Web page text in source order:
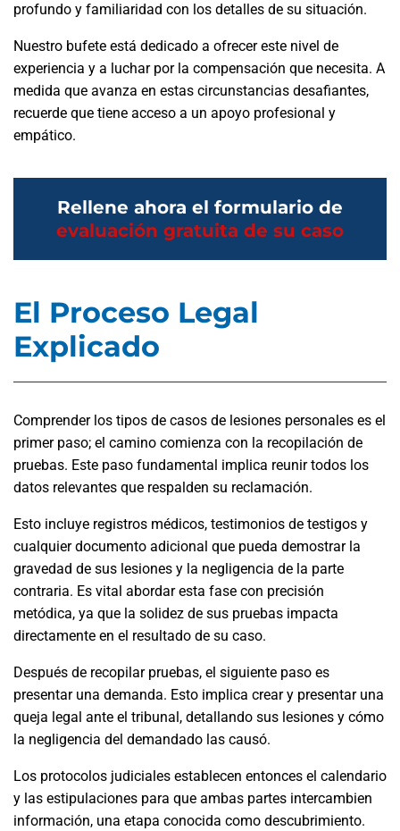
profundo y familiaridad con los detalles de su situación.
Nuestro bufete está dedicado a ofrecer este nivel de
experiencia y a luchar por la compensación que necesita. A
medida que avanza en estas circunstancias desafiantes,
recuerde que tiene acceso a un apoyo profesional y
empático.
Rellene ahora el formulario de
evaluación gratuita de su caso
El Proceso Legal
Explicado
Comprender los tipos de casos de lesiones personales es el
primer paso; el camino comienza con la recopilación de
pruebas. Este paso fundamental implica reunir todos los
datos relevantes que respalden su reclamación.
Esto incluye registros médicos, testimonios de testigos y
cualquier documento adicional que pueda demostrar la
gravedad de sus lesiones y la negligencia de la parte
contraria. Es vital abordar esta fase con precisión
metódica, ya que la solidez de sus pruebas impacta
directamente en el resultado de su caso.
Después de recopilar pruebas, el siguiente paso es
presentar una demanda. Esto implica crear y presentar una
queja legal ante el tribunal, detallando sus lesiones y cómo
la negligencia del demandado las causó.
Los protocolos judiciales establecen entonces el calendario
y las estipulaciones para que ambas partes intercambien
información, una etapa conocida como descubrimiento.